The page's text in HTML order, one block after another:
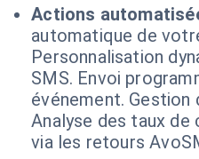
Actions
automatique de
Personnalisation
SMS. Envoi
événement. Gestion
Analyse des taux
via les retours